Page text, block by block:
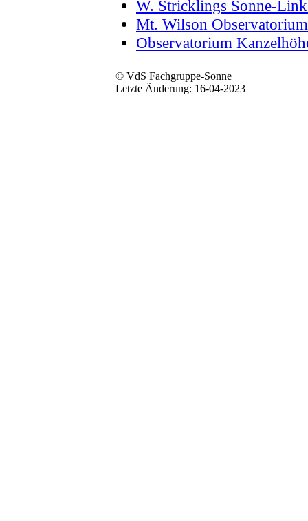
W. Stricklings Sonne-
Mt. Wilson Observatorium
Observatorium
© VdS Fachgruppe-Sonne
Letzte Änderung: 16-04-2023